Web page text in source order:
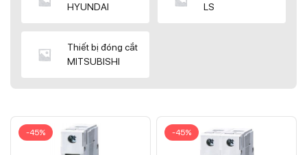
HYUNDAI
LS
Thiết bị đóng cắt
MITSUBISHI
-45% -45%